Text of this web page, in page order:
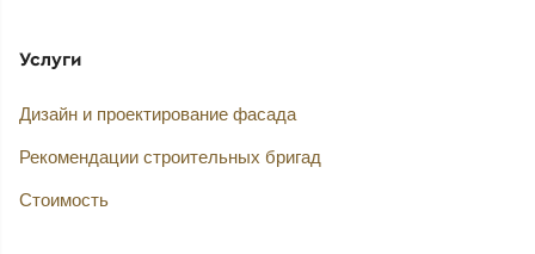
Услуги
Дизайн и проектирование фасада
Рекомендации строительных бригад
Стоимость